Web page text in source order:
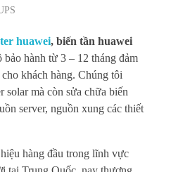
huawei, biến tần huawei
hành từ 3 – 12 tháng đảm
khách hàng. Chúng tôi
solar mà còn sửa chữa biến
server, nguồn xung các thiết
hàng đầu trong lĩnh vực